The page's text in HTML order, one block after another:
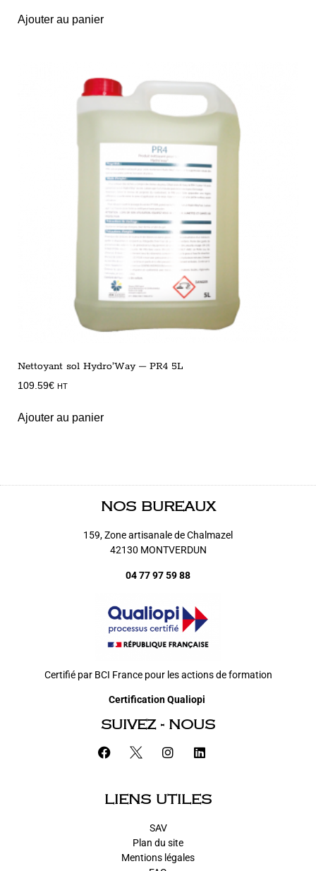
Ajouter au panier
Nettoyant sol Hydro’Way – PR4 5L
109.59€ HT
Ajouter au panier
NOS BUREAUX
159, Zone artisanale de Chalmazel
42130 MONTVERDUN
04 77 97 59 88
Certifié par BCI France pour les actions de formation
Certification Qualiopi
SUIVEZ - NOUS
LIENS UTILES
SAV
Plan du site
Mentions légales